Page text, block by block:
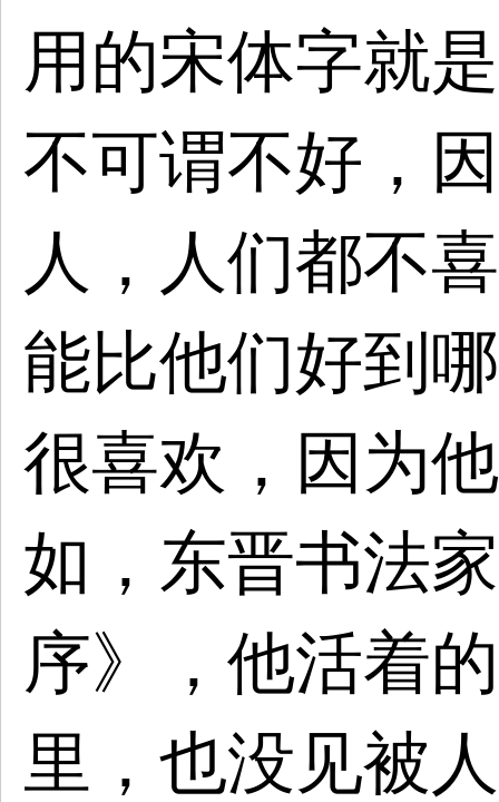
用的宋体字就
不可谓不好，
人，人们都不
能比他们好到
很喜欢，因为
如，东晋书法
序》，他活着
里，也没见被